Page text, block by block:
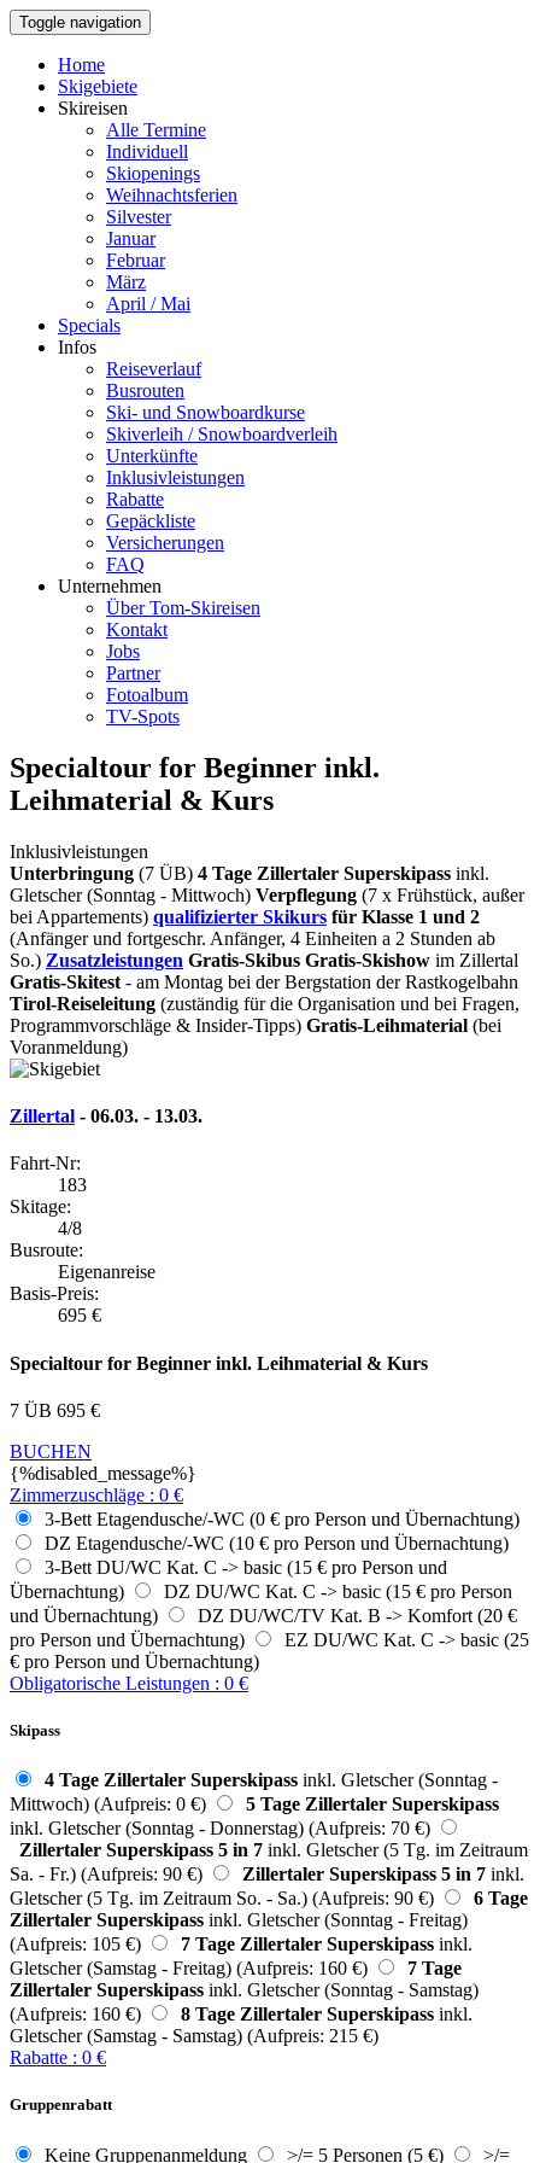
Toggle navigation
Home
Skigebiete
Skireisen
Alle Termine
Individuell
Skiopenings
Weihnachtsferien
Silvester
Januar
Februar
März
April / Mai
Specials
Infos
Reiseverlauf
Busrouten
Ski- und Snowboardkurse
Skiverleih / Snowboardverleih
Unterkünfte
Inklusivleistungen
Rabatte
Gepäckliste
Versicherungen
FAQ
Unternehmen
Über Tom-Skireisen
Kontakt
Jobs
Partner
Fotoalbum
TV-Spots
Specialtour for Beginner inkl.
Leihmaterial & Kurs
Inklusivleistungen
Unterbringung (7 ÜB) 4 Tage Zillertaler Superskipass inkl.
Gletscher (Sonntag - Mittwoch) Verpflegung (7 x Frühstück, außer
bei Appartements) qualifizierter Skikurs für Klasse 1 und 2
(Anfänger und fortgeschr. Anfänger, 4 Einheiten a 2 Stunden ab
So.) Zusatzleistungen Gratis-Skibus Gratis-Skishow im Zillertal
Gratis-Skitest - am Montag bei der Bergstation der Rastkogelbahn
Tirol-Reiseleitung (zuständig für die Organisation und bei Fragen,
Programmvorschläge & Insider-Tipps) Gratis-Leihmaterial (bei
Voranmeldung)
Zillertal - 06.03. - 13.03.
Fahrt-Nr:
183
Skitage:
4/8
Busroute:
Eigenanreise
Basis-Preis:
695 €
Specialtour for Beginner inkl. Leihmaterial & Kurs
7 ÜB 695 €
BUCHEN
{%disabled_message%}
Zimmerzuschläge : 0 €
3-Bett Etagendusche/-WC (0 € pro Person und Übernachtung)
DZ Etagendusche/-WC (10 € pro Person und Übernachtung)
3-Bett DU/WC Kat. C -> basic (15 € pro Person und
Übernachtung)
DZ DU/WC Kat. C -> basic (15 € pro Person
und Übernachtung)
DZ DU/WC/TV Kat. B -> Komfort (20 €
pro Person und Übernachtung)
EZ DU/WC Kat. C -> basic (25
€ pro Person und Übernachtung)
Obligatorische Leistungen : 0 €
Skipass
4 Tage Zillertaler Superskipass inkl. Gletscher (Sonntag -
Mittwoch) (Aufpreis: 0 €)
5 Tage Zillertaler Superskipass
inkl. Gletscher (Sonntag - Donnerstag) (Aufpreis: 70 €)
Zillertaler Superskipass 5 in 7 inkl. Gletscher (5 Tg. im Zeitraum
Sa. - Fr.) (Aufpreis: 90 €)
Zillertaler Superskipass 5 in 7 inkl.
Gletscher (5 Tg. im Zeitraum So. - Sa.) (Aufpreis: 90 €)
6 Tage
Zillertaler Superskipass inkl. Gletscher (Sonntag - Freitag)
(Aufpreis: 105 €)
7 Tage Zillertaler Superskipass inkl.
Gletscher (Samstag - Freitag) (Aufpreis: 160 €)
7 Tage
Zillertaler Superskipass inkl. Gletscher (Sonntag - Samstag)
(Aufpreis: 160 €)
8 Tage Zillertaler Superskipass inkl.
Gletscher (Samstag - Samstag) (Aufpreis: 215 €)
Rabatte : 0 €
Gruppenrabatt
Keine Gruppenanmeldung >/= 5 Personen (5 €) >/=